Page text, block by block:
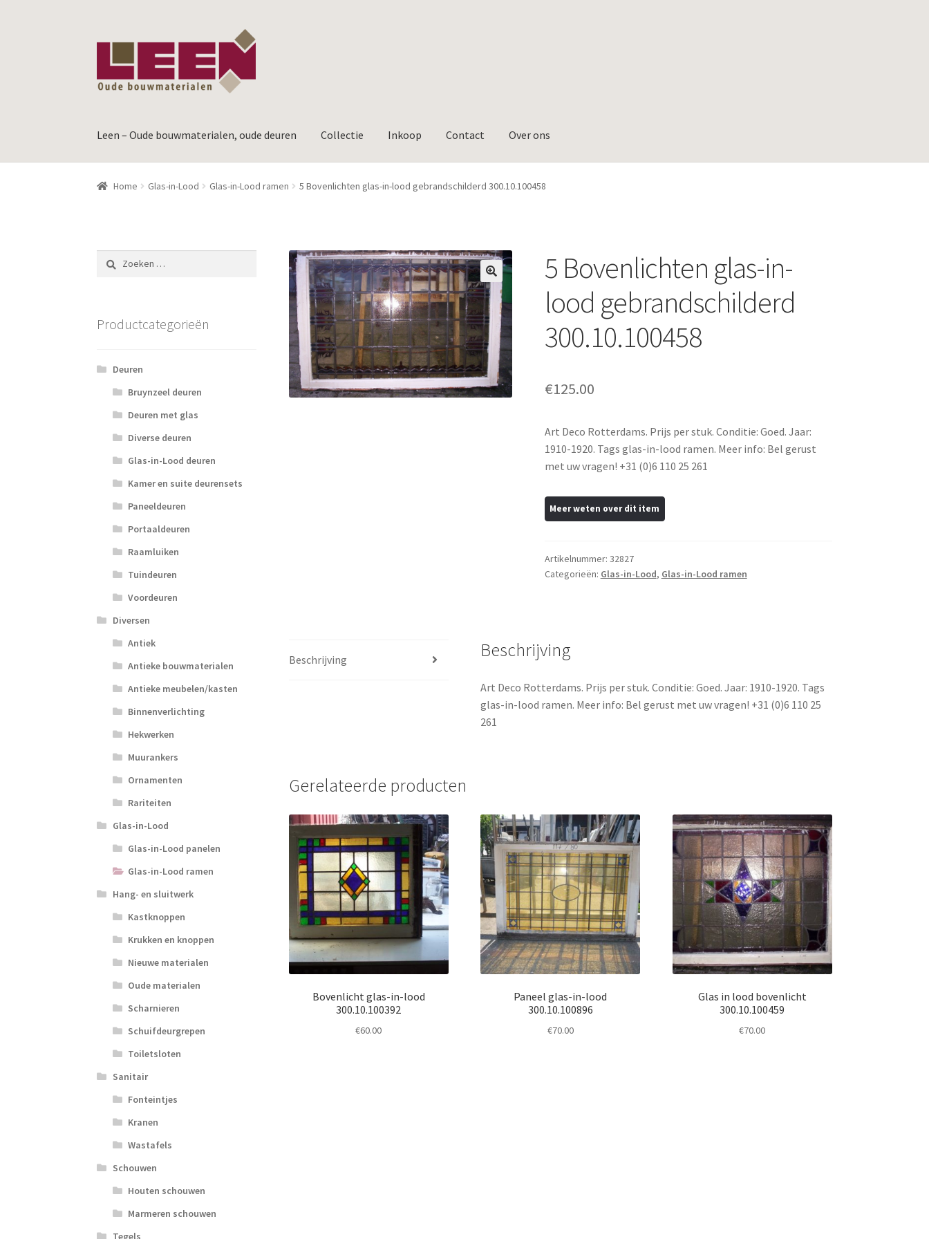
naar
navigatie
inhoud
Leen – Oude bouwmaterialen, oude deuren Collectie Inkoop Contact Over ons
Home Glas-in-Lood Glas-in-Lood ramen 5 Bovenlichten glas-in-lood gebrandschilderd 300.10.100458
🔍
5 Bovenlichten glas-in-
lood gebrandschilderd
300.10.100458
€125.00
Art Deco Rotterdams. Prijs per stuk. Conditie: Goed. Jaar:
1910-1920. Tags glas-in-lood ramen. Meer info: Bel gerust
met uw vragen! +31 (0)6 110 25 261
Artikelnummer: 32827
Categorieën: Glas-in-Lood, Glas-in-Lood ramen
Beschrijving Beschrijving
Art Deco Rotterdams. Prijs per stuk. Conditie: Goed. Jaar: 1910-1920. Tags
glas-in-lood ramen. Meer info: Bel gerust met uw vragen! +31 (0)6 110 25
261
Gerelateerde producten
Bovenlicht glas-in-lood
300.10.100392
€60.00
Paneel glas-in-lood
300.10.100896
€70.00
Glas in lood bovenlicht
300.10.100459
€70.00
Zoeken
naar:
Productcategorieën
Deuren
Bruynzeel deuren
Deuren met glas
Diverse deuren
Glas-in-Lood deuren
Kamer en suite deurensets
Paneeldeuren
Portaaldeuren
Raamluiken
Tuindeuren
Voordeuren
Diversen
Antiek
Antieke bouwmaterialen
Antieke meubelen/kasten
Binnenverlichting
Hekwerken
Muurankers
Ornamenten
Rariteiten
Glas-in-Lood
Glas-in-Lood panelen
Glas-in-Lood ramen
Hang- en sluitwerk
Kastknoppen
Krukken en knoppen
Nieuwe materialen
Oude materialen
Scharnieren
Schuifdeurgrepen
Toiletsloten
Sanitair
Fonteintjes
Kranen
Wastafels
Schouwen
Houten schouwen
Marmeren schouwen
Tegels